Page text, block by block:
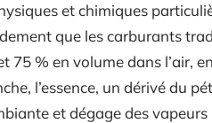
et chimiques
que les carburants
75 % en volume dans l’air,
l’essence, un dérivé du
et dégage des